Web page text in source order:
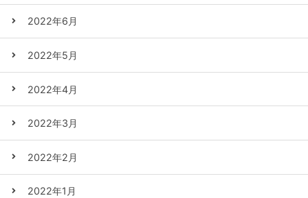
2022年6月
2022年5月
2022年4月
2022年3月
2022年2月
2022年1月